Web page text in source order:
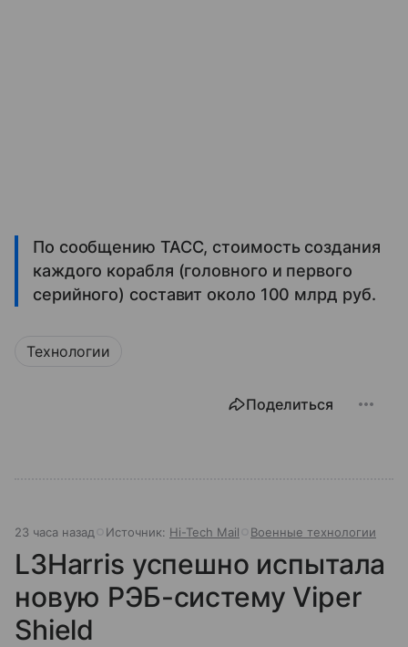
По сообщению ТАСС, стоимость создания
каждого корабля (головного и первого
серийного) составит около 100 млрд руб.
Технологии
Поделиться
23 часа назад Источник: Hi-Tech Mail Военные технологии
L3Harris успешно испытала
новую РЭБ-систему Viper
Shield